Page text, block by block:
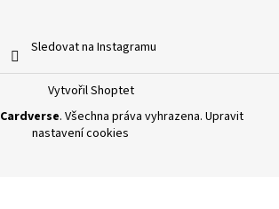
Sledovat na Instagramu
Vytvořil Shoptet
Cardverse. Všechna práva vyhrazena. Upravit
nastavení cookies